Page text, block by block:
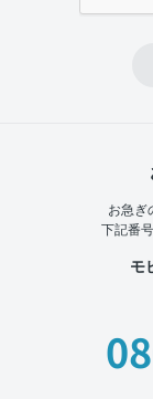
お急ぎ
下記番
モ